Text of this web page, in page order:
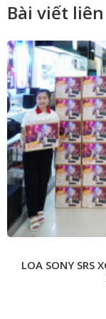
Bài viết
LOA SONY SRS